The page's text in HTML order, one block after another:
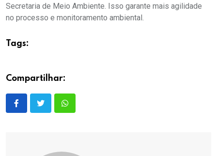
Secretaria de Meio Ambiente. Isso garante mais agilidade
no processo e monitoramento ambiental.
Tags:
Compartilhar: